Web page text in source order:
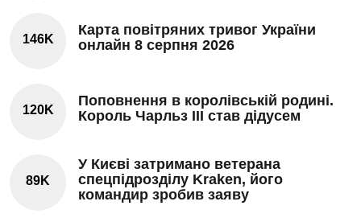
146K
Карта повітряних тривог України
онлайн 8 серпня 2026
120K
Поповнення в королівській родині.
Король Чарльз III став дідусем
89K
У Києві затримано ветерана
спецпідрозділу Kraken, його
командир зробив заяву